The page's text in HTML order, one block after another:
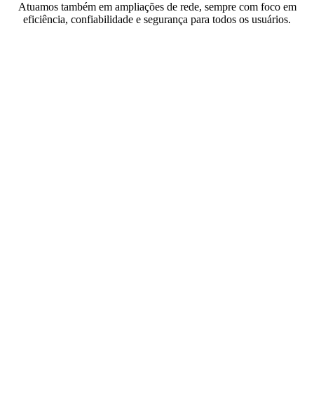
Atuamos também em ampliações de rede, sempre com foco em
eficiência, confiabilidade e segurança para todos os usuários.